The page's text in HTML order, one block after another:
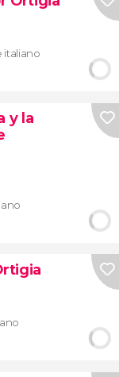
italiano
y la